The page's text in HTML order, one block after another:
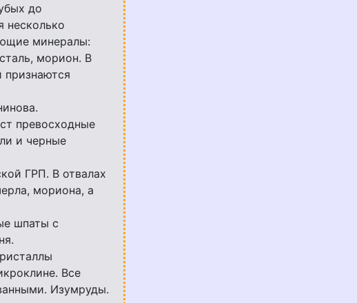
до
несколько
минералы:
морион. В
признаются
превосходные
и черные
ГРП. В отвалах
мориона, а
шпаты с
Все
Изумруды.